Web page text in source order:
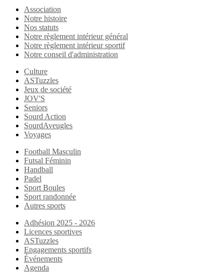
Association
Notre histoire
Nos statuts
Notre règlement intérieur général
Notre règlement intérieur sportif
Notre conseil d'administration
Culture
ASTuzzles
Jeux de société
JOV'S
Seniors
Sourd Action
SourdAveugles
Voyages
Football Masculin
Futsal Féminin
Handball
Padel
Sport Boules
Sport randonnée
Autres sports
Adhésion 2025 - 2026
Licences sportives
ASTuzzles
Engagements sportifs
Événements
Agenda